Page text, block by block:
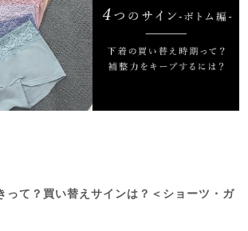
って？買い替えサインは？＜ショーツ・ガ